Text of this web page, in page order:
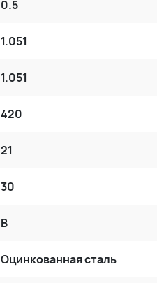
0.5
1.051
1.051
420
21
30
B
Оцинкованная сталь